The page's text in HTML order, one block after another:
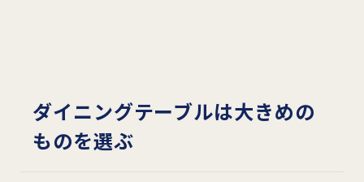
ダイニングテーブルは大きめの
ものを選ぶ